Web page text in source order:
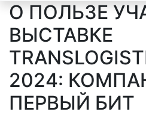
О ПОЛЬЗЕ
ВЫСТАВКЕ
2024:
ПЕРВЫЙ БИТ